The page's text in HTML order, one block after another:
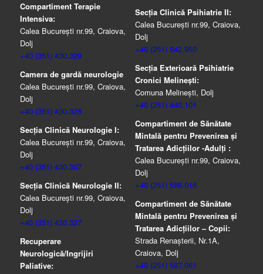
Compartiment Terapie
Intensiva:
Calea București nr.99, Craiova,
Dolj
+40 (351) 430.329
Camera de gardă neurologie
Calea București nr.99, Craiova,
Dolj
+40 (351) 430.328
Secția Clinică Neurologie I:
Calea București nr.99, Craiova,
Dolj
+40 (351) 430.307
Secția Clinică Neurologie II:
Calea București nr.99, Craiova,
Dolj
+40 (351) 430.327
Recuperare
Neurologică/Ingrijiri
Paliative:
Secția Clinică Psihiatrie II:
Calea București nr.99, Craiova,
Dolj
+40 (251) 542.950
Secția Exterioară Psihiatrie
Cronici Melinești:
Comuna Melinești, Dolj
+40 (251) 440.101
Compartiment de Sănătate
Mintală pentru Prevenirea şi
Tratarea Adicţiilor -Adulţi :
Calea București nr.99, Craiova,
Dolj
+40 (251) 598.016
Compartiment de Sănătate
Mintală pentru Prevenirea şi
Tratarea Adicţiilor – Copii:
Strada Renașterii, Nr.1A,
Craiova, Dolj
+40 (251) 597.061